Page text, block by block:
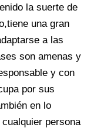
la suerte de
una gran
a las
son amenas y
y con
por sus
en lo
persona